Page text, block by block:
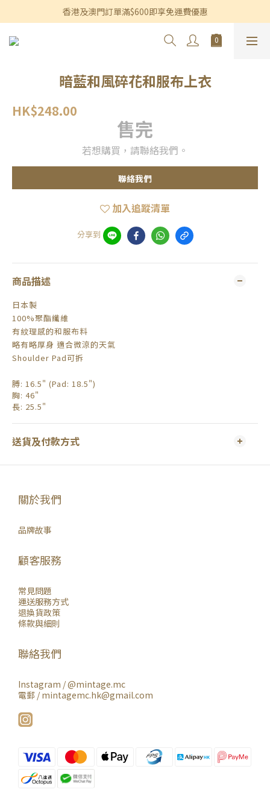
香港及澳門訂單滿$600即享免運費優惠
香港及澳門訂單滿$600即享免運費優惠
3個月內買滿$1,200可享永久九折優惠
暗藍和風碎花和服布上衣
HK$248.00
售完
若想購買，請聯絡我們。
聯絡我們
加入追蹤清單
分享到
商品描述
日本製
100%聚酯纖維
有紋理感的和服布料
略有略厚身 適合微涼的天氣
Shoulder Pad可拆
膊: 16.5" (Pad: 18.5")
胸: 46"
長: 25.5"
送貨及付款方式
關於我們
品牌故事
顧客服務
常見問題
運送服務方式
退換貨政策
條款與細則
聯絡我們
Instagram /@mintage.mc
電郵 / mintagemc.hk@gmail.com